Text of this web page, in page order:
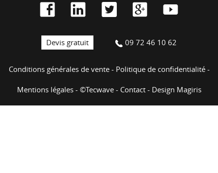
Devis gratuit 09 72 46 10 62
Conditions générales de vente- Politique de confidentialité-
Mentions légales- ©Tecwave- Contact- Design Magiris